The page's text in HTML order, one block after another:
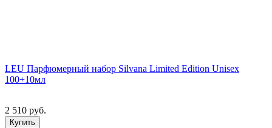
LEU Парфюмерный набор Silvana Limited Edition Unisex
100+10мл
2 510 руб.
Купить